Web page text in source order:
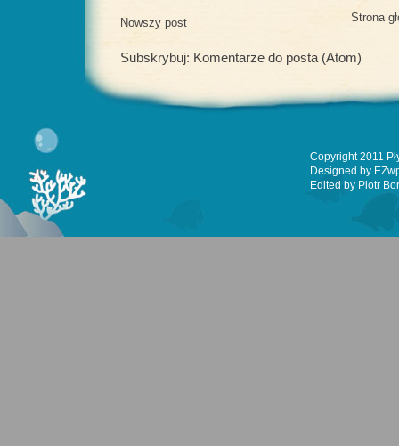
Nowszy post Strona
Subskrybuj: Komentarze do posta (Atom)
Copyright 2011
Designed by
Edited by Piotr